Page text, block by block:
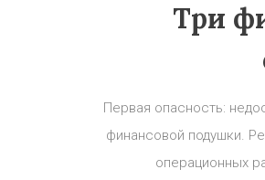
Три
Первая опасность:
финансовой подушки.
операционных